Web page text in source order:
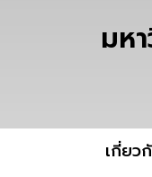
มห
เกี่ยว